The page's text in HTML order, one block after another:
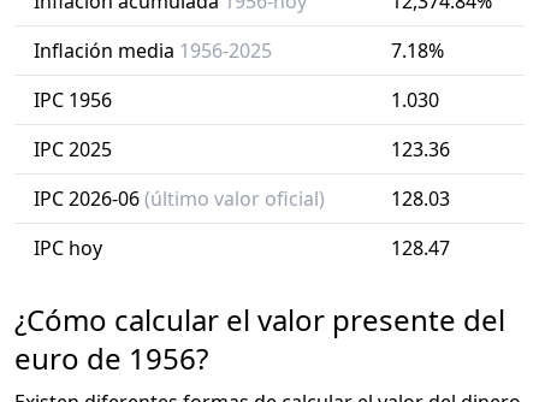
Inflación media 1956-2025
7.18%
IPC 1956
1.030
IPC 2025
123.36
IPC 2026-06(último valor oficial)
128.03
IPC hoy
128.47
¿Cómo calcular el valor presente del
euro de 1956?